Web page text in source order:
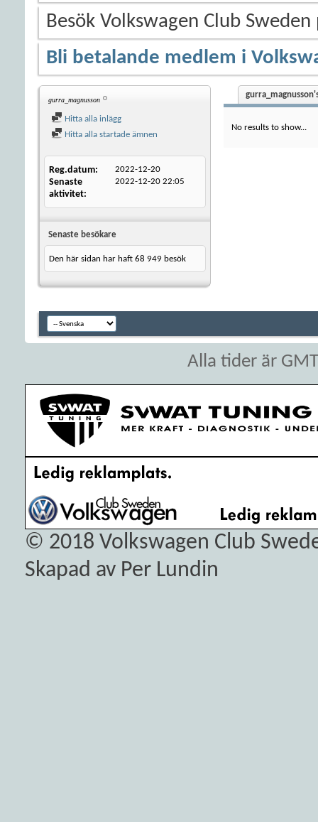
Besök Volkswagen Club
Bli betalande medlem i
gurra_magnusson
Hitta alla inlägg
Hitta alla startade ämnen
Reg.datum 2022-12-20
Senaste
aktivitet
2022-12-20 22:05
Senaste besökare
Den här sidan har haft 68 949 besök
No results to show...
Alla tider är
© 2018 Volkswagen Club
Skapad av Per Lundin